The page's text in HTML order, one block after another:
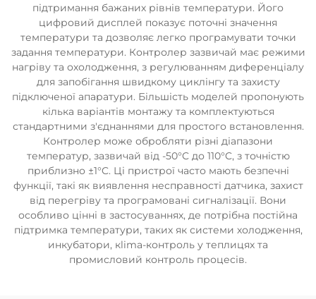
підтримання бажаних рівнів температури. Його
цифровий дисплей показує поточні значення
температури та дозволяє легко програмувати точки
задання температури. Контролер зазвичай має режими
нагріву та охолодження, з регулюванням диференціалу
для запобігання швидкому циклінгу та захисту
підключеної апаратури. Більшість моделей пропонують
кілька варіантів монтажу та комплектуються
стандартними з'єднаннями для простого встановлення.
Контролер може обробляти різні діапазони
температур, зазвичай від -50°C до 110°C, з точністю
приблизно ±1°C. Ці пристрої часто мають безпечні
функції, такі як виявлення несправності датчика, захист
від перегріву та програмовані сигналізації. Вони
особливо цінні в застосуваннях, де потрібна постійна
підтримка температури, таких як системи холодження,
инкубатори, кlima-контроль у теплицях та
промисловий контроль процесів.